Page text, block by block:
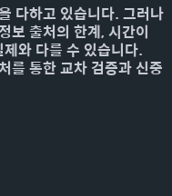
다하고 있습니다. 그러나
보 출처의 한계, 시간이
와 다를 수 있습니다.
를 통한 교차 검증과 신중